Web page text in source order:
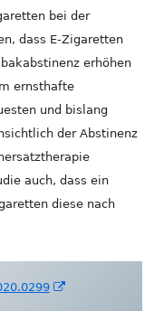
bei der
dass E-Zigaretten
erhöhen
ernsthafte
und bislang
der Abstinenz
auch, dass ein
diese nach